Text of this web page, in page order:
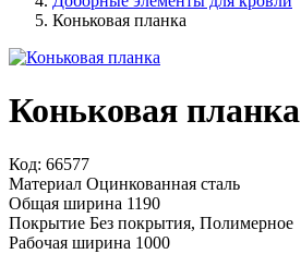
Коньковая планка
Коньковая планка
Код: 66577
Материал Оцинкованная сталь
Общая ширина 1190
Покрытие Без покрытия, Полимерное
Рабочая ширина 1000